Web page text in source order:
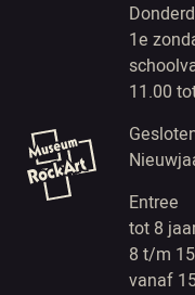
1e
11.00
Entree
tot 8
8 t/m
vanaf